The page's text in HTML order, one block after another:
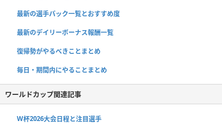
最新の選手パック一覧とおすすめ度
最新のデイリーボーナス報酬一覧
復帰勢がやるべきことまとめ
毎日・期間内にやることまとめ
ワールドカップ関連記事
W杯2026大会日程と注目選手